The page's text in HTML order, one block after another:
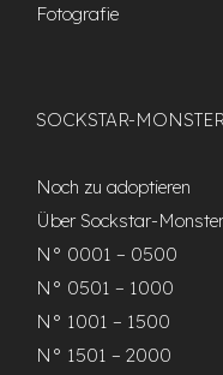
Fotografie
SOCKSTAR-MONSTER
Noch zu adoptieren
Über Sockstar-Monster
N° 0001 – 0500
N° 0501 – 1000
N° 1001 – 1500
N° 1501 – 2000